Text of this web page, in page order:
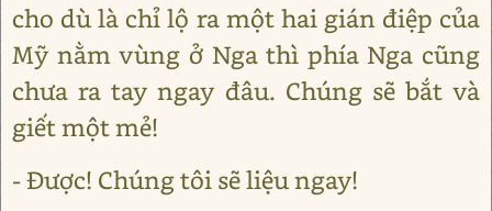
cho dù là chỉ lộ ra một hai gián điệp của
Mỹ nằm vùng ở Nga thì phía Nga cũng
chưa ra tay ngay đâu. Chúng sẽ bắt và
giết một mẻ!
- Được! Chúng tôi sẽ liệu ngay!